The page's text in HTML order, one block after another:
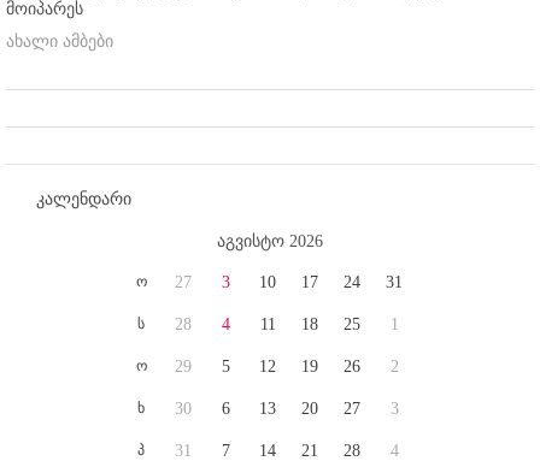
მოიპარეს
ახალი ამბები
კალენდარი
აგვისტო 2026
ო
ს
ო
ხ
პ
27
28
29
30
31
3
4
5
6
7
10
11
12
13
14
17
18
19
20
21
24
25
26
27
28
31
1
2
3
4